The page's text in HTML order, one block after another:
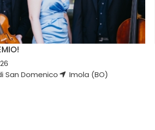
San Domenico
Imola (BO)